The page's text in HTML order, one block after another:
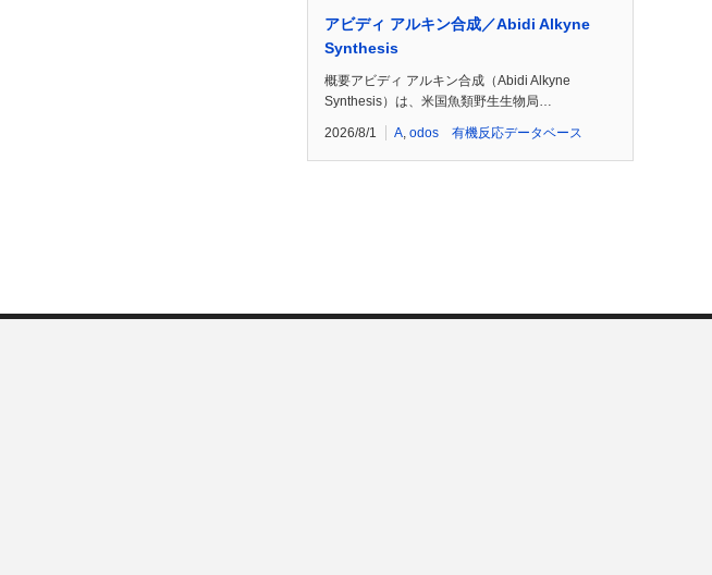
アビディ アルキン合成／Abidi Alkyne
Synthesis
概要アビディ アルキン合成（Abidi Alkyne
Synthesis）は、米国魚類野生生物局…
2026/8/1 A, odos 有機反応データベース